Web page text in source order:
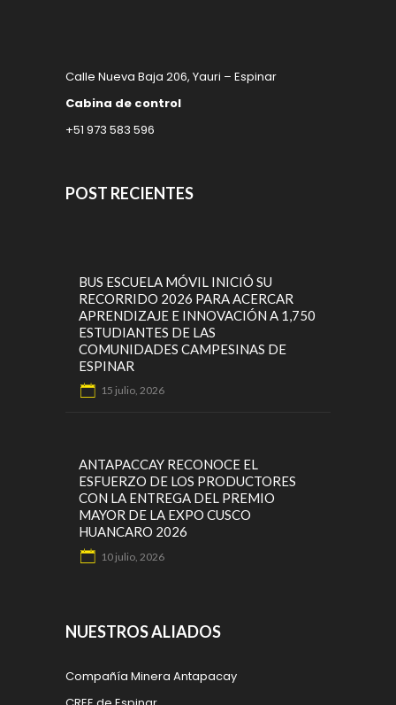
Calle Nueva Baja 206, Yauri – Espinar
Cabina de control
+51 973 583 596
POST RECIENTES
BUS ESCUELA MÓVIL INICIÓ SU
RECORRIDO 2026 PARA ACERCAR
APRENDIZAJE E INNOVACIÓN A 1,750
ESTUDIANTES DE LAS
COMUNIDADES CAMPESINAS DE
ESPINAR
15 julio, 2026
ANTAPACCAY RECONOCE EL
ESFUERZO DE LOS PRODUCTORES
CON LA ENTREGA DEL PREMIO
MAYOR DE LA EXPO CUSCO
HUANCARO 2026
10 julio, 2026
NUESTROS ALIADOS
Compañía Minera Antapacay